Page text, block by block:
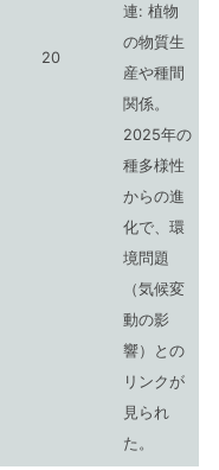
20
連: 植物
の物質生
産や種間
関係。
2025年の
種多様性
からの進
化で、環
境問題
（気候変
動の影
響）との
リンクが
見られ
た。